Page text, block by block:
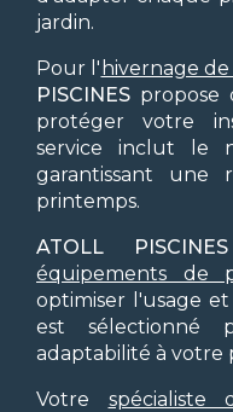
jardin.
Pour l' hivernage de
PISCINES propose
protéger votre
service inclut le
garantissant une
printemps.
ATOLL PISCINES
équipements de
optimiser l'usage
est sélectionné
adaptabilité à votre
Votre